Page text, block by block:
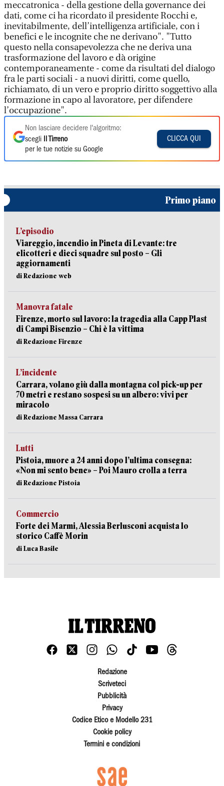
meccatronica - della gestione della governance dei
dati, come ci ha ricordato il presidente Rocchi e,
inevitabilmente, dell’intelligenza artificiale, con i
benefici e le incognite che ne derivano". "Tutto
questo nella consapevolezza che ne deriva una
trasformazione del lavoro e dà origine
contemporaneamente - come da risultati del dialogo
fra le parti sociali - a nuovi diritti, come quello,
richiamato, di un vero e proprio diritto soggettivo alla
formazione in capo al lavoratore, per difendere
l’occupazione".
Non lasciare decidere l'algoritmo:
scegli
Il Tirreno
per le tue notizie su Google
CLICCA QUI
Primo piano
L’episodio
Viareggio, incendio in Pineta di Levante: tre
elicotteri e dieci squadre sul posto – Gli
aggiornamenti
di Redazione web
Manovra fatale
Firenze, morto sul lavoro: la tragedia alla Capp Plast
di Campi Bisenzio – Chi è la vittima
di Redazione Firenze
L’incidente
Carrara, volano giù dalla montagna col pick-up per
70 metri e restano sospesi su un albero: vivi per
miracolo
di Redazione Massa Carrara
Lutti
Pistoia, muore a 24 anni dopo l’ultima consegna:
«Non mi sento bene» – Poi Mauro crolla a terra
di Redazione Pistoia
Commercio
Forte dei Marmi, Alessia Berlusconi acquista lo
storico Caffè Morin
di Luca Basile
Redazione
Scriveteci
Pubblicità
Privacy
Codice Etico e Modello 231
Cookie policy
Termini e condizioni